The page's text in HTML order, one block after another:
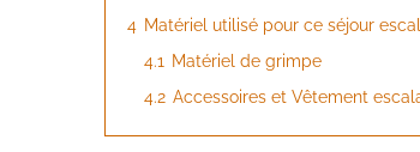
4 Matériel utilisé pour ce séjour
4.1
Matériel de grimpe
4.2 Accessoires et Vêtement